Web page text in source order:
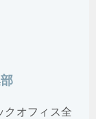
クオフィス全